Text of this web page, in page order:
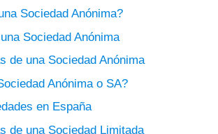
Sociedad Anónima?
Sociedad Anónima
de una Sociedad Anónima
Anónima o SA?
en España
de una Sociedad Limitada